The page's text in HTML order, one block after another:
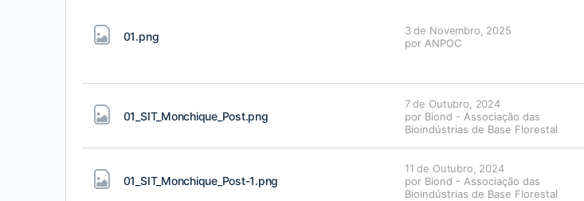
01.png
3 de Novembro, 2025
por ANPOC
01_SIT_Monchique_Post.png
7 de Outubro, 2024
por Biond - Associação das
Bioindústrias de Base Florestal
01_SIT_Monchique_Post-1.png
11 de Outubro, 2024
por Biond - Associação das
Bioindústrias de Base Florestal